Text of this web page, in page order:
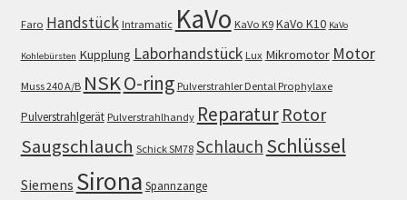
Faro Handstück Intramatic KaVo KaVo K9 KaVo K10 KaVo
Kohlebürsten Kupplung Laborhandstück Lux Mikromotor Motor
Muss 240 A/B NSKO-ring Pulverstrahler Dental Prophylaxe
Pulverstrahlgerät Pulverstrahlhandy Reparatur Rotor
Saugschlauch Schick SM78 Schlauch Schlüssel
Siemens Sirona Spannzange